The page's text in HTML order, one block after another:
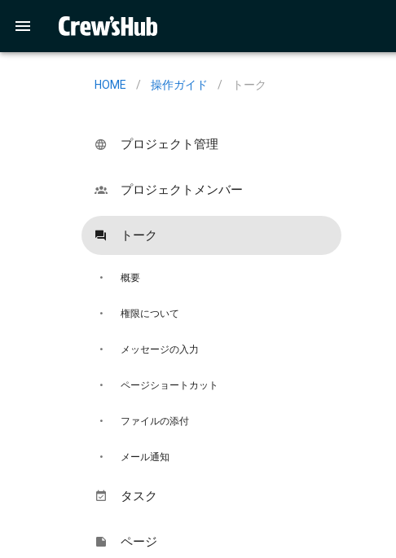
HOME / 操作ガイド / トーク
プロジェクト管理
プロジェクトメンバー
トーク
概要
権限について
メッセージの入力
ページショートカット
ファイルの添付
メール通知
タスク
ページ